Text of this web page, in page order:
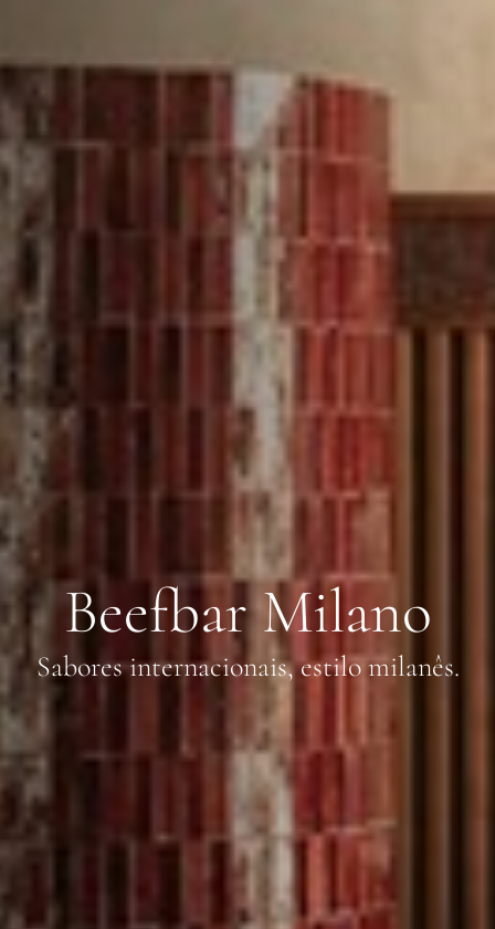
Beefbar Milano
Sabores internacionais, estilo milanês.